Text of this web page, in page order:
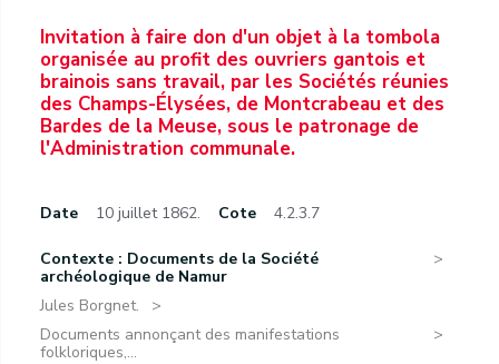
Invitation à faire don d'un objet à la tombola
organisée au profit des ouvriers gantois et
brainois sans travail, par les Sociétés réunies
des Champs-Élysées, de Montcrabeau et des
Bardes de la Meuse, sous le patronage de
l'Administration communale.
Date 10 juillet 1862. Cote 4.2.3.7
Contexte : Documents de la Société
archéologique de Namur
Jules Borgnet.
Documents annonçant des manifestations
folkloriques,...